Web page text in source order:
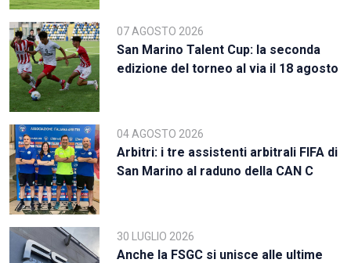
07 AGOSTO 2026
San Marino Talent Cup: la seconda
edizione del torneo al via il 18 agosto
04 AGOSTO 2026
Arbitri: i tre assistenti arbitrali FIFA di
San Marino al raduno della CAN C
30 LUGLIO 2026
Anche la FSGC si unisce alle ultime